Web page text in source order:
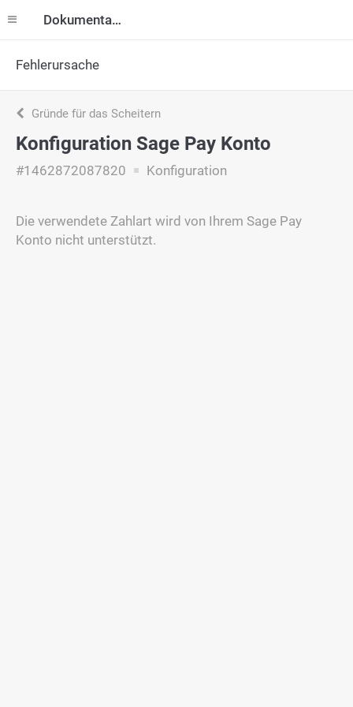
Dokumentation
Fehlerursache
Gründe für das Scheitern
Konfiguration Sage Pay Konto
#1462872087820 Konfiguration
Die verwendete Zahlart wird von Ihrem Sage Pay
Konto nicht unterstützt.